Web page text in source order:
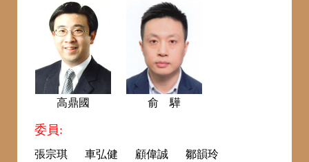
高鼎國 俞 驊
委員:
張宗琪 車弘健 顧偉誠 鄒韻玲